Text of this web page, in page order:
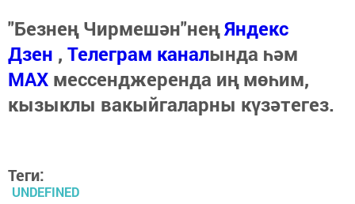
"Безнең Чирмешән"неңЯндекс
Дзен , Телеграм каналында һәм
МАХ мессенджеренда иң мөһим,
кызыклы вакыйгаларны күзәтегез.
Теги:
UNDEFINED